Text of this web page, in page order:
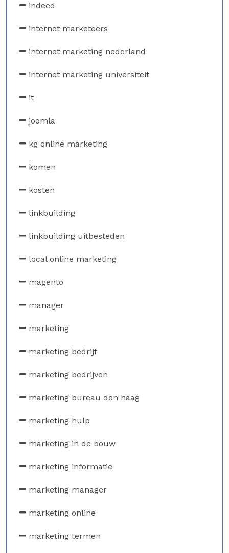
indeed
internet marketeers
internet marketing nederland
internet marketing universiteit
it
joomla
kg online marketing
komen
kosten
linkbuilding
linkbuilding uitbesteden
local online marketing
magento
manager
marketing
marketing bedrijf
marketing bedrijven
marketing bureau den haag
marketing hulp
marketing in de bouw
marketing informatie
marketing manager
marketing online
marketing termen